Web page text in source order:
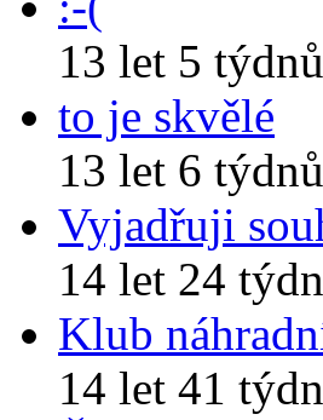
13 let 5
to je skvělé
13 let 6
Vyjadřuji
14 let 24
Klub
14 let 41